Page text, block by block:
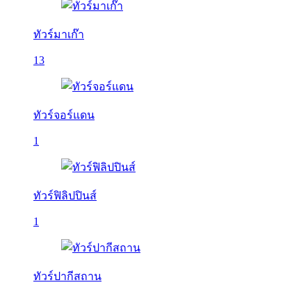
ทัวร์มาเก๊า
13
ทัวร์จอร์แดน
1
ทัวร์ฟิลิปปินส์
1
ทัวร์ปากีสถาน